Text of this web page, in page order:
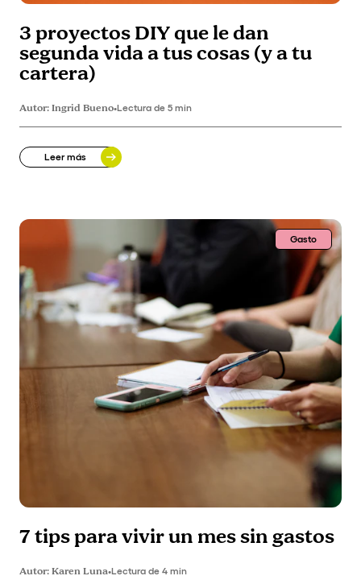
3 proyectos DIY que le dan
segunda vida a tus cosas (y a tu
cartera)
Autor:Ingrid Bueno•Lectura de 5 min
Leer más
Gasto
7 tips para vivir un mes sin gastos
Autor:Karen Luna•Lectura de 4 min